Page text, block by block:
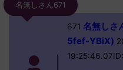
名無しさん671
671 名無しさ
5fef-YBiX)